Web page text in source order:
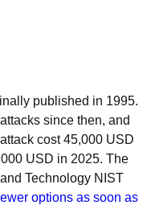
published in 1995.
attacks since then, and
cost 45,000 USD
USD in 2025. The
Technology NIST
options as soon as